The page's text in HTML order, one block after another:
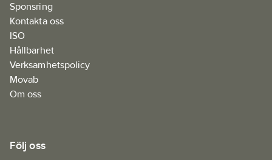
Sponsring
Kontakta oss
ISO
Hållbarhet
Verksamhetspolicy
Movab
Om oss
Följ oss